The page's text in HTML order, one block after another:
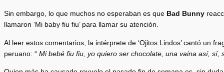
Sin embargo, lo que muchos no esperaban es que Bad Bunny
llamaron ‘Mi baby fiu fiu’ para llamar su atención.
Al leer estos comentarios, la intérprete de ‘Ojitos Lindos’ cantó un
peruano: “ Mi bebé fiu fiu, yo quiero ser chocolate, una vaina así, sí,